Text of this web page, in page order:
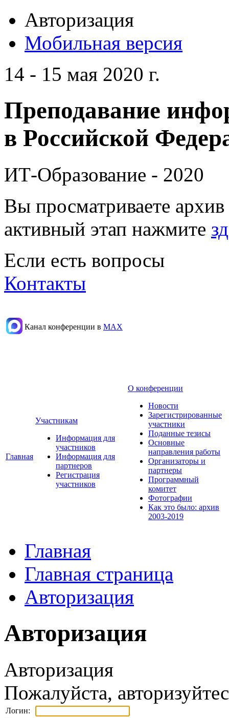
Авторизация
Мобильная версия
14 - 15 мая 2020 г.
Преподавание
в Российской
ИТ-Образование - 2020
Вы просматриваете
активный этап нажмите
Если есть вопросы
Контакты
Канал конференции в МАХ
Главная
Участникам
Информация для
участников
Информация для
партнеров
Регистрация
участников
О конференции
Новости
Зарегистрированные
участники
Поданные тезисы
Основные
направления работы
Организаторы и
партнеры
Программный
комитет
Фотографии
Как это было: архив
2003-2019
Главная
Главная страница
Авторизация
Авторизация
Авторизация
Пожалуйста,
Логин: